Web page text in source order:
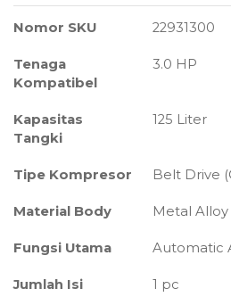
Nomor SKU 22931300
Tenaga
Kompatibel
3.0 HP
Kapasitas
Tangki
125 Liter
Tipe Kompresor Belt Drive
Material Body Metal
Fungsi Utama Automatic
Jumlah Isi 1 pc